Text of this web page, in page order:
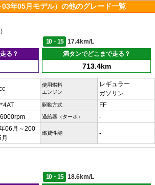
年05月モデル）の他のグレード一覧
10・15
17.4km/L
る？
満タンでどこまで走る？
713.4km
使用燃料
エンジン
レギュラー
ガソリン
4AT 駆動方式 FF
過給器（ターボ） -
06月～200
燃費性能 -
10・15
18.6km/L